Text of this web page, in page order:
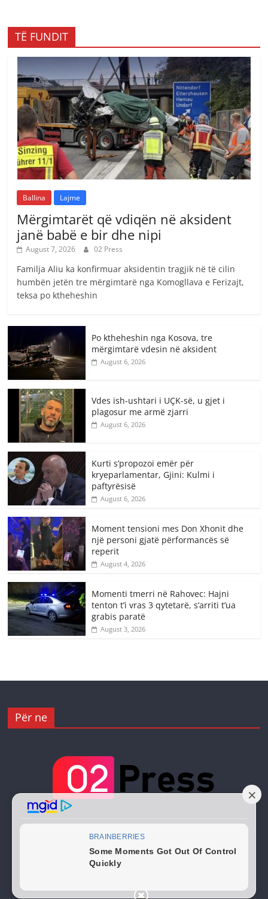
TË FUNDIT
Ballina Lajme
Mërgimtarët që vdiqën në aksident
janë babë e bir dhe nipi
August 7, 2026 02 Press
Familja Aliu ka konfirmuar aksidentin tragjik në të cilin
humbën jetën tre mërgimtarë nga Komogllava e Ferizajt,
teksa po ktheheshin
Po ktheheshin nga Kosova, tre
mërgimtarë vdesin në aksident
August 6, 2026
Vdes ish-ushtari i UÇK-së, u gjet i
plagosur me armë zjarri
August 6, 2026
Kurti s’propozoi emër për
kryeparlamentar, Gjini: Kulmi i
paftyrësisë
August 6, 2026
Moment tensioni mes Don Xhonit dhe
një personi gjatë përformancës së
reperit
August 4, 2026
Momenti tmerri në Rahovec: Hajni
tenton t’i vras 3 qytetarë, s’arriti t’ua
grabis paratë
August 3, 2026
Për ne
Copyright © 202602 Press